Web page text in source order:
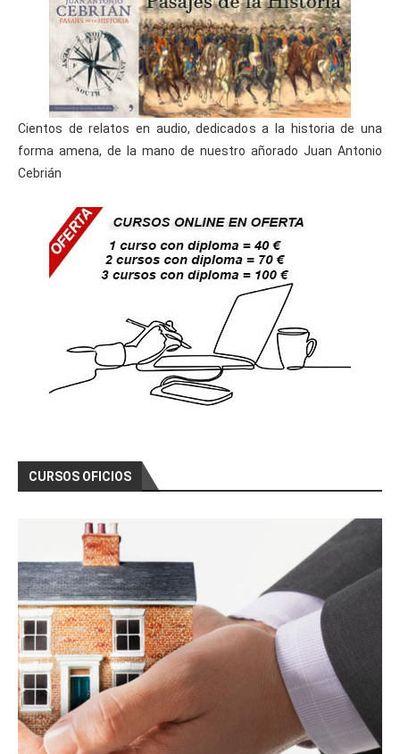
Cientos de relatos en audio, dedicados a la historia de una
forma amena, de la mano de nuestro añorado Juan Antonio
Cebrián
CURSOS OFICIOS